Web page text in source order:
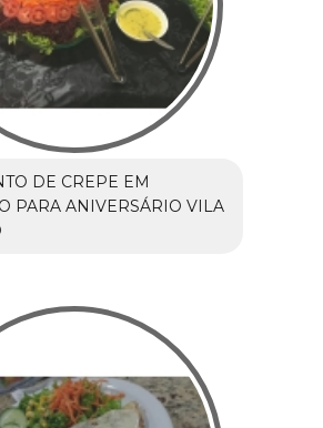
DE CREPE EM
PARA ANIVERSÁRIO VILA